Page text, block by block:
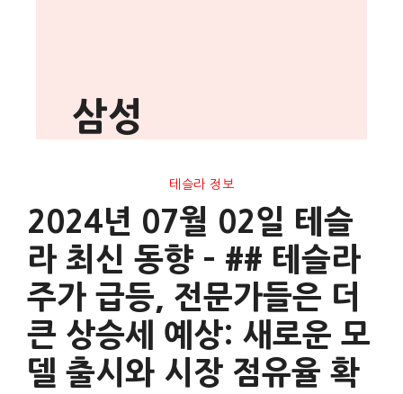
삼성
테슬라 정보
2024년 07월 02일 테슬
라 최신 동향 – ## 테슬라
주가 급등, 전문가들은 더
큰 상승세 예상: 새로운 모
델 출시와 시장 점유율 확